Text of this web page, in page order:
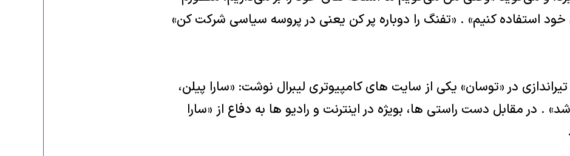
خود استفاده کنیم» . «تفنگ را دوباره پر کن یعنی در پروسه سیاسی شرکت کن»
در «توسان» یکی از سایت های کامپیوتری لیبرال نوشت: «سارا پیلن،
. در مقابل دست راستی ها، بویژه در اینترنت و رادیو ها به دفاع از «سارا